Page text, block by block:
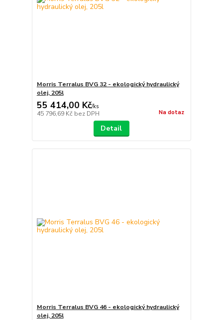
Morris Terralus BVG 32 - ekologický hydraulický
olej, 205l
55 414,00 Kč/ks
45 796,69 Kč bez DPH Na dotaz
Detail
Morris Terralus BVG 46 - ekologický hydraulický
olej, 205l